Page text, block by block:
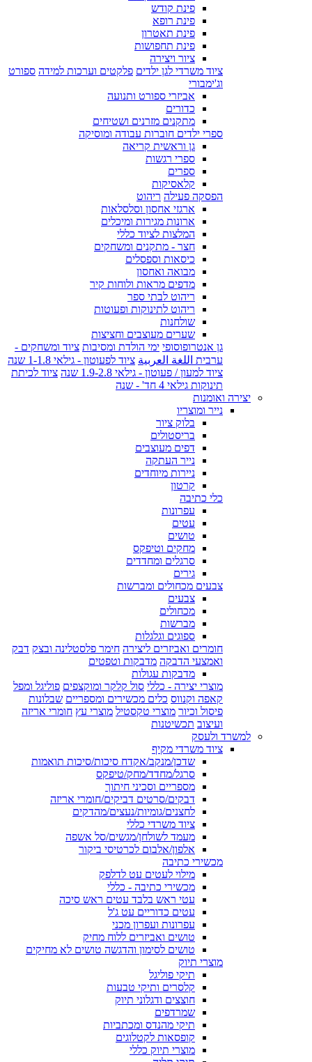
פינת קודש
פינת רופא
פינת תאטרון
פינת תחפושות
ציור ויצירה
ציוד משרדי לגן ילדים פלקטים וערכות למידה ספורט
וג'ימבורי
אביזרי ספורט ותנועה
כדורים
מתקנים מזרנים ושטיחים
ספרי ילדים חוברות עבודה ומוסיקה
גן וראשית קריאה
ספרי רגשות
ספרים
קלאסיקות
הפסקה פעילה ריהוט
ארגזי אחסון וסלסלאות
ארונות מגירות ומיכלים
המלצות לציוד כללי
חצר - מתקנים ומשחקים
כיסאות וספסלים
מבואה ואחסון
מדפים מראות ולוחות קיר
ריהוט לבתי ספר
ריהוט לתינוקות ופעוטות
שולחנות
שערים מעוצבים וחציצות
גן אנטרופוסופי ימי הולדת ומסיבות ציוד ומשחקים -
ערבית اللغة العربية ציוד לפעוטון - גילאי 1-1.8 שנה
ציוד למעון / פעוטון - גילאי 1.9-2.8 שנה
ציוד לכיתת
תינוקות גילאי 4 חד' - שנה
יצירה ואומנות
נייר ומוצריו
בלוק ציור
בריסטולים
דפים מעוצבים
נייר העתקה
ניירות מיוחדים
קרטון
כלי כתיבה
עפרונות
עטים
טושים
מחקים וטיפקס
סרגלים ומחדדים
גירים
צבעים מכחולים ומברשות
צבעים
מכחולים
מברשות
ספוגים וגלגלות
חומרים ואביזרים ליצירה חימר פלסטלינה ובצק דבק
ואמצעי הדבקה מדבקות וטפטים
מדבקות עגולות
מוצרי יצירה - כללי סול קלקר ומוקצפים פוליגל ומפל
קאפה וקנווס כלים מכשירים ומספריים שבלונות
פיסול וכיור מוצרי טקסטיל מוצרי עץ חומרי אריזה
ועיצוב תכשיטנות
למשרד ולעסק
ציוד משרדי מקיף
שדכן/מנקב/אקדח סיכות/סיכות תואמות
סרגל/מחדד/מחק/טיפקס
מספריים וסכיני חיתוך
דבקים/סרטים דביקים/חומרי אריזה
לחצנים/גומיות/נעצים/מהדקים
ציוד משרדי כללי
מעמד לשולחן/מגשים/סל אשפה
אלפון/אלבום לכרטיסי ביקור
מכשירי כתיבה
מילוי לעטים עט לדלפק
מכשירי כתיבה - כללי
עטי ראש בלבד עטים ראש סיכה
עטים כדוריים עט ג'ל
עפרונות ועפרון מכני
טושים ואביזרים ללוח מחיק
טושים לסימון והדגשה טושים לא מחיקים
מוצרי תיוק
תיקי פוליגל
קלסרים ותיקי טבעות
חוצצים ודגלוני תיוק
שמרדפים
תיקי מהנדס ומכתביות
קופסאות לקטלוגים
מוצרי תיוק כללי